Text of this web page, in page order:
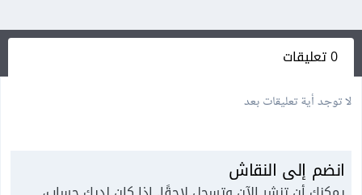
0 تعليقات
لا توجد أية تعليقات بعد
انضم إلى النقاش